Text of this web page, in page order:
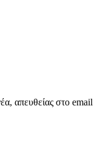
απευθείας στο email